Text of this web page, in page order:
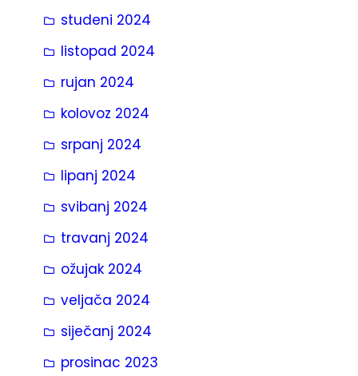
studeni 2024
listopad 2024
rujan 2024
kolovoz 2024
srpanj 2024
lipanj 2024
svibanj 2024
travanj 2024
ožujak 2024
veljača 2024
siječanj 2024
prosinac 2023